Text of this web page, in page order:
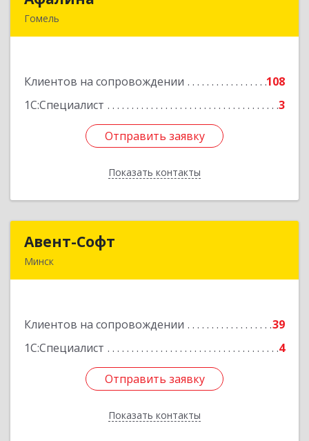
Гомель
Клиентов на сопровождении
108
1С:Специалист
3
Отправить заявку
Показать контакты
Подробнее
Отправить заявку
Назад
Авент-Софт
Минск
Клиентов на сопровождении
39
1С:Специалист
4
Отправить заявку
Показать контакты
Подробнее
Отправить заявку
Назад